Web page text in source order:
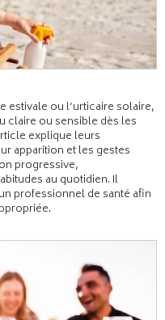
estivale ou l’urticaire solaire,
claire ou sensible dès les
explique leurs
apparition et les gestes
progressive,
au quotidien. Il
professionnel de santé afin